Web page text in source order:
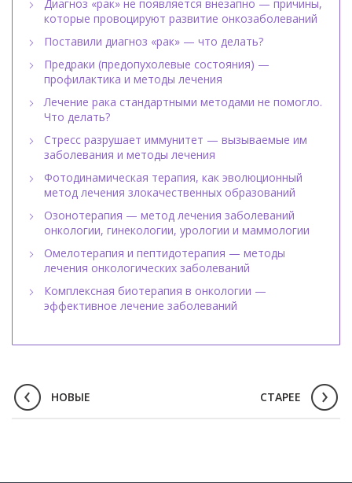
Диагноз «рак» не появляется внезапно — причины,
которые провоцируют развитие онкозаболеваний
Поставили диагноз «рак» — что делать?
Предраки (предопухолевые состояния) —
профилактика и методы лечения
Лечение рака стандартными методами не помогло.
Что делать?
Стресс разрушает иммунитет — вызываемые им
заболевания и методы лечения
Фотодинамическая терапия, как эволюционный
метод лечения злокачественных образований
Озонотерапия — метод лечения заболеваний
онкологии, гинекологии, урологии и маммологии
Омелотерапия и пептидотерапия — методы
лечения онкологических заболеваний
Комплексная биотерапия в онкологии —
эффективное лечение заболеваний
НОВЫЕ СТАРЕЕ